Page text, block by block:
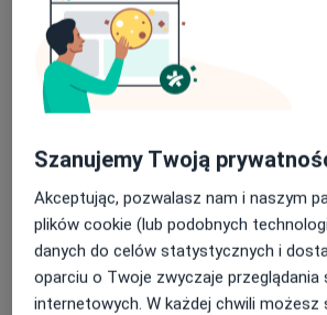
dr n. med. Krzysztof
Gastrolog, Internista
Jarosław Marcin Wojsa
Internista
Tomasz Owczarek
Szanujemy Twoją
Akceptując, pozwalasz nam i naszym
plików cookie (lub podobnych
danych do celów statystycznych i
oparciu o Twoje zwyczaje przeglądania
internetowych. W każdej chwili możesz